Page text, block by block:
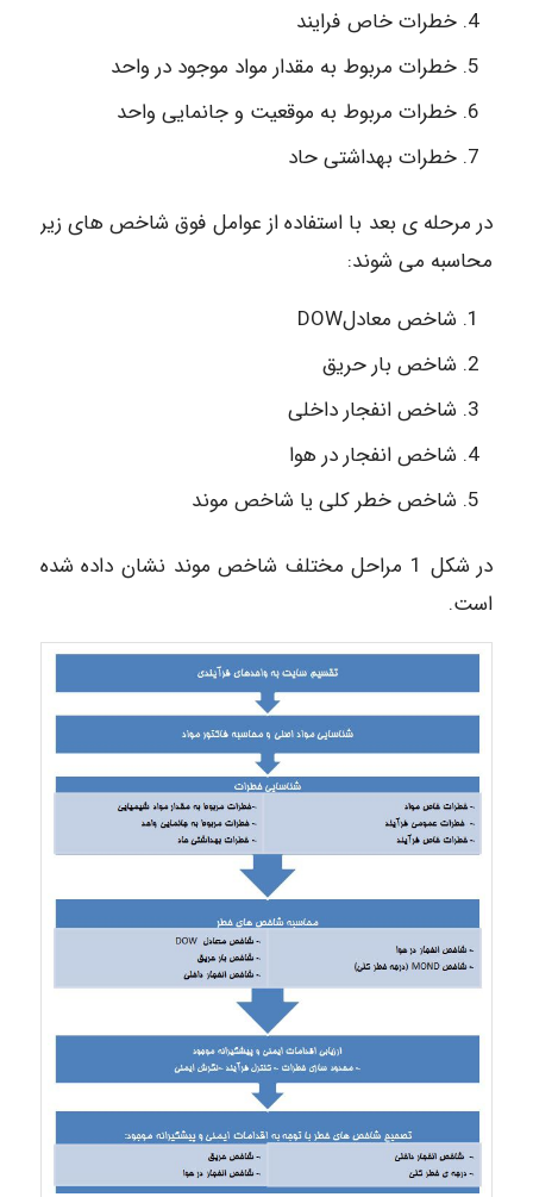
خطرات خاص فرایند
خطرات مربوط به مقدار مواد موجود در واحد
خطرات مربوط به موقعیت و جانمایی واحد
خطرات بهداشتی حاد
در مرحله ی بعد با استفاده از عوامل فوق شاخص های زیر
محاسبه می شوند:
شاخص معادلDOW
شاخص بار حریق
شاخص انفجار داخلی
شاخص انفجار در هوا
شاخص خطر کلی یا شاخص موند
در شکل 1 مراحل مختلف شاخص موند نشان داده شده
است.